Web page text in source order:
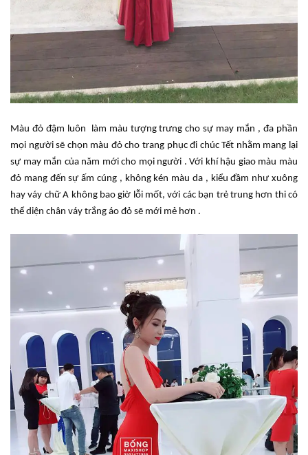
Màu đỏ đậm luôn làm màu tượng trưng cho sự may mắn , đa phần
mọi người sẽ chọn màu đỏ cho trang phục đi chúc Tết nhằm mang lại
sự may mắn của năm mới cho mọi người . Với khí hậu giao màu màu
đỏ mang đến sự ấm cúng , không kén màu da , kiểu đầm như xuông
hay váy chữ A không bao giờ lỗi mốt, với các bạn trẻ trung hơn thi có
thể diện chân váy trắng áo đỏ sẽ mới mẻ hơn .